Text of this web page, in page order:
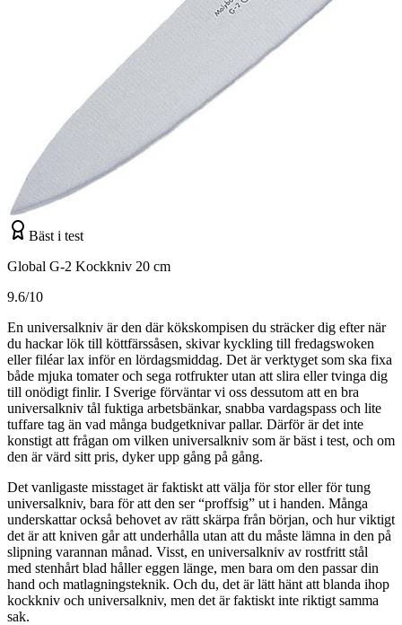
Bäst i test
Global G-2 Kockkniv 20 cm
9.6/10
En universalkniv är den där kökskompisen du sträcker dig efter när
du hackar lök till köttfärssåsen, skivar kyckling till fredagswoken
eller filéar lax inför en lördagsmiddag. Det är verktyget som ska fixa
både mjuka tomater och sega rotfrukter utan att slira eller tvinga dig
till onödigt finlir. I Sverige förväntar vi oss dessutom att en bra
universalkniv tål fuktiga arbetsbänkar, snabba vardagspass och lite
tuffare tag än vad många budgetknivar pallar. Därför är det inte
konstigt att frågan om vilken universalkniv som är bäst i test, och om
den är värd sitt pris, dyker upp gång på gång.
Det vanligaste misstaget är faktiskt att välja för stor eller för tung
universalkniv, bara för att den ser “proffsig” ut i handen. Många
underskattar också behovet av rätt skärpa från början, och hur viktigt
det är att kniven går att underhålla utan att du måste lämna in den på
slipning varannan månad. Visst, en universalkniv av rostfritt stål
med stenhårt blad håller eggen länge, men bara om den passar din
hand och matlagningsteknik. Och du, det är lätt hänt att blanda ihop
kockkniv och universalkniv, men det är faktiskt inte riktigt samma
sak.